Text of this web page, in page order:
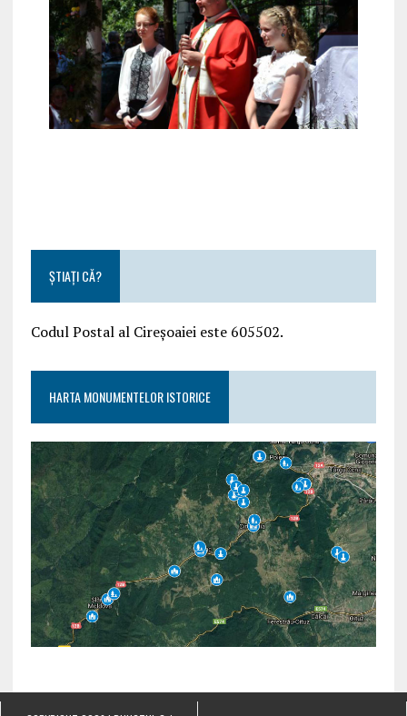
ȘTIAȚI CĂ?
Codul Postal al Cireșoaiei este 605502.
HARTA MONUMENTELOR ISTORICE